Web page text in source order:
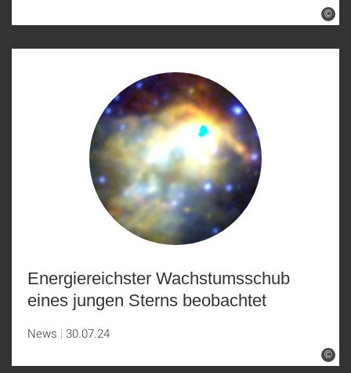
©
©
Energiereichster Wachstumsschub
eines jungen Sterns beobachtet
News 30.07.24